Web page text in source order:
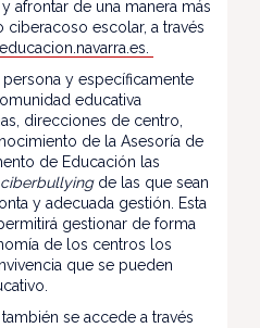
afrontar de una manera más
escolar, a través
.
y específicamente
educativa
direcciones de centro,
de la Asesoría de
de Educación las
ciberbullyingde las que sean
y adecuada gestión. Esta
gestionar de forma
de los centros los
que se pueden
se accede a través